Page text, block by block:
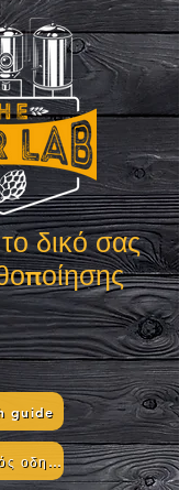
δικό σας
guide
Ελληνικός οδηγός